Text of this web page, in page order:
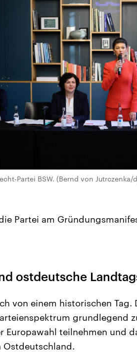
Partei BSW. (Bernd von Jutrczenka/
Partei am
ostdeutsche
von einem historischen Tag.
grundlegend
Europawahl teilnehmen und
Ostdeutschland.